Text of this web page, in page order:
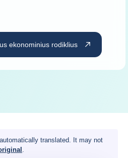
ekonominius rodiklius
translated. It may not
.